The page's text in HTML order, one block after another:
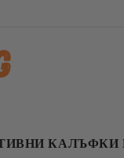
КАЛЪФКИ